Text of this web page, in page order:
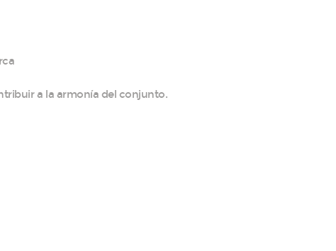
a la armonía del conjunto.